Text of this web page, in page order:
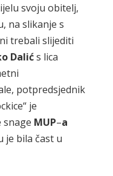
svoju obitelj,
na slikanje s
trebali slijediti
Dalićs lica
potpredsjednik
je
MUP–a
je bila čast u